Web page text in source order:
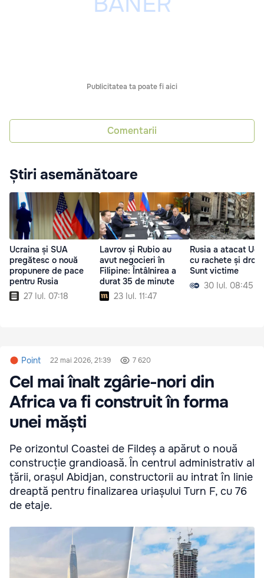
Publicitatea ta poate fi aici
Comentarii
Știri asemănătoare
Ucraina și SUA
pregătesc o nouă
propunere de pace
pentru Rusia
27 Iul. 07:18
Lavrov și Rubio au
avut negocieri în
Filipine: Întâlnirea a
durat 35 de minute
23 Iul. 11:47
Rusia a atacat
cu rachete și
Sunt victime
30 Iul. 08:45
Point 22 mai 2026, 21:39 7 620
Cel mai înalt zgârie-nori din
Africa va fi construit în forma
unei măști
Pe orizontul Coastei de Fildeș a apărut o nouă
construcție grandioasă. În centrul administrativ al
țării, orașul Abidjan, constructorii au intrat în linie
dreaptă pentru finalizarea uriașului Turn F, cu 76
de etaje.